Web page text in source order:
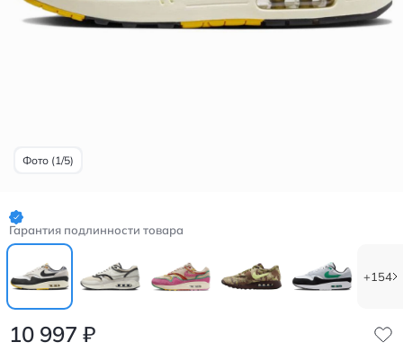
Фото (1/5)
Гарантия подлинности товара
+154
10 997 ₽